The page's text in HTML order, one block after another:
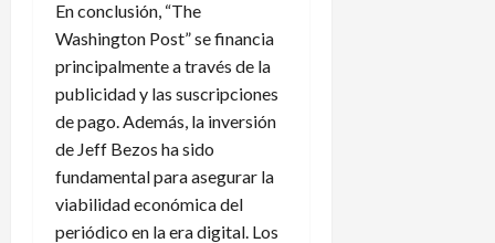
En conclusión, “The
Washington Post” se financia
principalmente a través de la
publicidad y las suscripciones
de pago. Además, la inversión
de Jeff Bezos ha sido
fundamental para asegurar la
viabilidad económica del
periódico en la era digital. Los